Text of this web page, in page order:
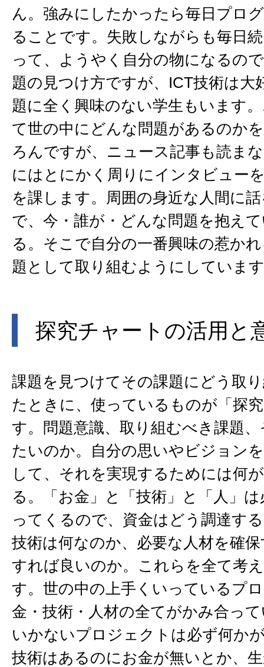
ん。強みにしたかったら毎日プロ
ることです。失敗しながらも毎日
って、ようやく自分の物になるの
題の見つけ方ですが、ICT技術は大
題に全く興味のない学生もいます
て世の中にどんな問題があるのか
ろんですが、ニュース記事も読ま
にはとにかく周りにインタビュー
を課します。周囲の身近な人間に
で、今・誰が・どんな問題を抱え
る。そこで自分の一番興味の惹か
題として取り組むようにしていま
探究チャートの活用と
課題を見つけてその課題にどう取
たときに、使っているものが「探
す。問題意識、取り組むべき課題
たいのか。自分の思いやビジョン
して、それを実現するためには何
る。「お金」と「技術」と「人」
ってくるので、資金はどう調達す
技術は何なのか、必要な人材を確
すれば良いのか。これらを全て考
す。世の中の上手くいっているプ
金・技術・人材の全てがかみ合っ
いかないプロジェクトは必ず何か
技術はあるのにお金が無いとか、